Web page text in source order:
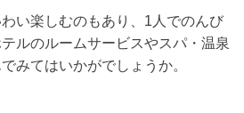
い楽しむのもあり、1人でのんび
ルのルームサービスやスパ・温泉
みてはいかがでしょうか。